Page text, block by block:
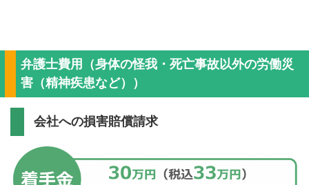
弁護士費用（身体の怪我・死亡事故以外の労働災
害（精神疾患など））
会社への損害賠償請求